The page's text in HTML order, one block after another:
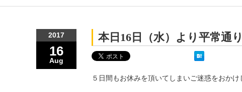
2017
16
Aug
本日16日（水）より平常通
５日間もお休みを頂いてしまいご迷惑をおかけ